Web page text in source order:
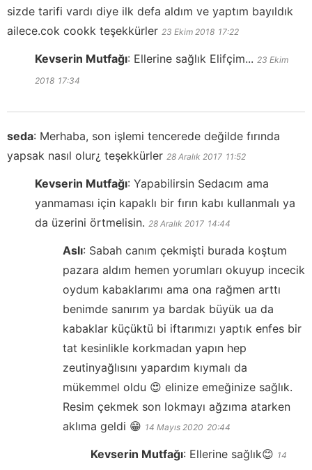
sizde tarifi vardı diye ilk defa aldım ve yaptım bayıldık
ailece.cok cookk teşekkürler 23 Ekim 2018 17:22
Kevserin Mutfağı: Ellerine sağlık Elifçim... 23 Ekim
2018 17:34
seda: Merhaba, son işlemi tencerede değilde fırında
yapsak nasıl olur¿ teşekkürler 28 Aralık 2017 11:52
Kevserin Mutfağı: Yapabilirsin Sedacım ama
yanmaması için kapaklı bir fırın kabı kullanmalı ya
da üzerini örtmelisin. 28 Aralık 2017 14:44
Aslı: Sabah canım çekmişti burada koştum
pazara aldım hemen yorumları okuyup incecik
oydum kabaklarımı ama ona rağmen arttı
benimde sanırım ya bardak büyük ua da
kabaklar küçüktü bi iftarımızı yaptık enfes bir
tat kesinlikle korkmadan yapın hep
zeutinyağlısını yapardım kıymalı da
mükemmel oldu 😍 elinize emeğinize sağlık.
Resim çekmek son lokmayı ağzıma atarken
aklıma geldi 😁 14 Mayıs 2020 20:44
Kevserin Mutfağı: Ellerine sağlık😊 14